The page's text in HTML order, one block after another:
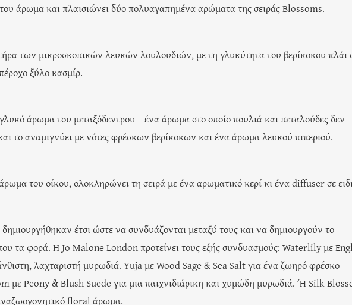
άρωμα και πλαισιώνει δύο πολυαγαπημένα αρώματα της σειράς Blossoms.
των μικροσκοπικών λευκών λουλουδιών, με τη γλυκύτητα του βερίκοκου πλάι
ξύλο κασμίρ.
άρωμα του μεταξόδεντρου – ένα άρωμα στο οποίο πουλιά και πεταλούδες δεν
το αναμιγνύει με νότες φρέσκων βερίκοκων και ένα άρωμα λευκού πιπεριού.
του οίκου, ολοκληρώνει τη σειρά με ένα αρωματικό κερί κι ένα diffuser σε
έτσι ώστε να συνδυάζονται μεταξύ τους και να δημιουργούν το
τα φορά. Η Jo Malone London προτείνει τους εξής συνδυασμούς: Waterlily με
λαχταριστή μυρωδιά. Yuja με Wood Sage & Sea Salt για ένα ζωηρό φρέσκο
με Peony & Blush Suede για μια παιχνιδιάρικη και χυμώδη μυρωδιά. Ή Silk
floral άρωμα.